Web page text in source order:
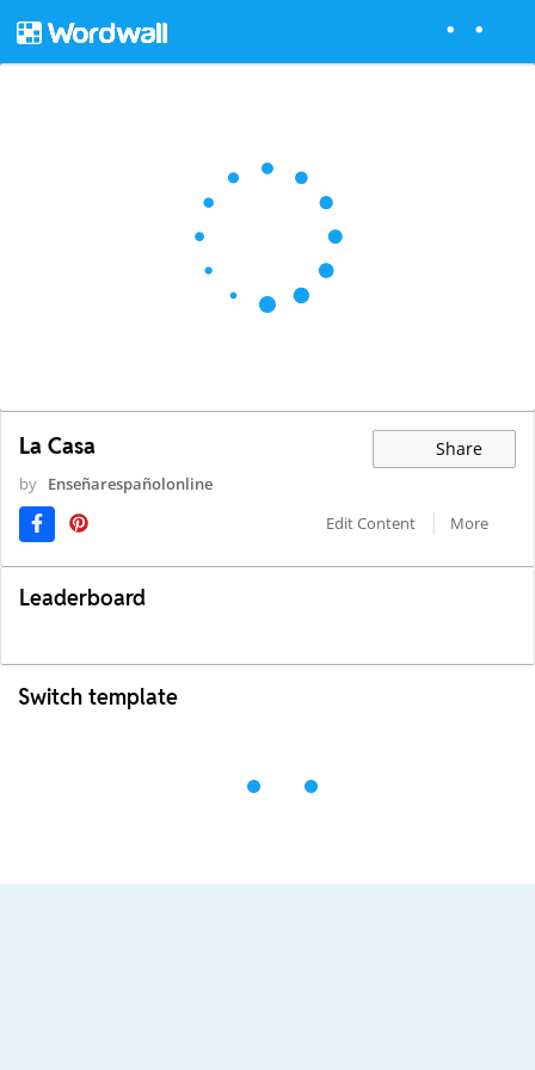
La Casa Share
by Enseñarespañolonline
Edit Content
More
Leaderboard
Switch template